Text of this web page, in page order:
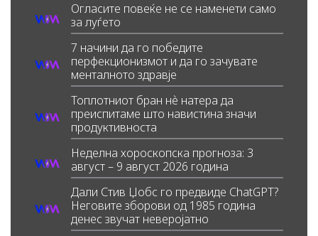
Огласите повеќе не се наменети само
за луѓето
7 начини да го победите
перфекционизмот и да го зачувате
менталното здравје
Топлотниот бран нè натера да
преиспитаме што навистина значи
продуктивноста
Неделна хороскопска прогноза: 3
август – 9 август 2026 година
Дали Стив Џобс го предвиде ChatGPT?
Неговите зборови од 1985 година
денес звучат неверојатно